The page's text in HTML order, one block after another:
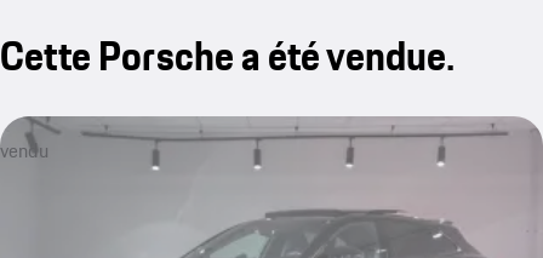
Cette Porsche a été vendue.
vendu